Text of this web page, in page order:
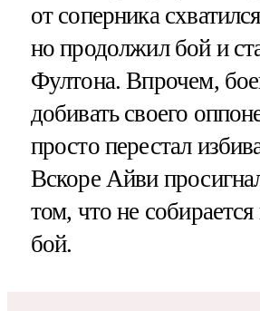
от соперника
но продолжил бой и
Фултона. Впрочем,
добивать своего
просто перестал
Вскоре Айви
том, что не
бой.